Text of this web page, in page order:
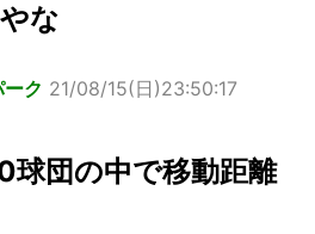
な
ク 21/08/15(日)23:50:17
団の中で移動距離